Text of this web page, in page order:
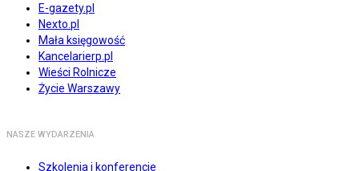
E-gazety.pl
Nexto.pl
Mała księgowość
Kancelarierp.pl
Wieści Rolnicze
Życie Warszawy
NASZE WYDARZENIA
Szkolenia i konferencje